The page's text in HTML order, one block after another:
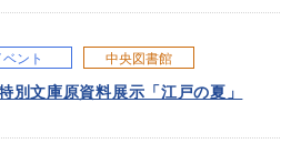
ベント 中央図書館
文庫原資料展示「江戸の夏」